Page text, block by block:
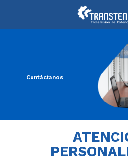
Contáctanos